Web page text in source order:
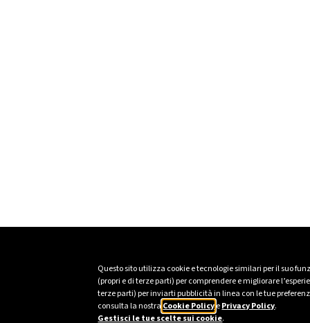
Questo sito utilizza cookie e tecnologie similari per il suo
(propri e di terze parti) per comprendere e migliorare
terze parti) per inviarti pubblicità in linea con le tue
consulta la nostra Cookie PolicyePrivacy Policy.
Gestisci le tue scelte sui cookie.